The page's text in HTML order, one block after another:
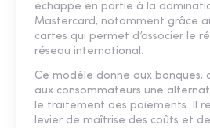
échappe en partie à la
Mastercard, notamment grâce
cartes qui permet d’associer le
réseau international.
Ce modèle donne aux banques,
aux consommateurs une
le traitement des paiements. Il
levier de maîtrise des coûts et